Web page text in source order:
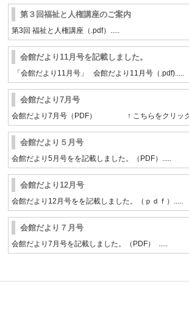
第３回福祉と人権講座のご案内
第3回 福祉と人権講座（.pdf）.....
会館だより11月号を記載しました。
「会館だより11月号」 会館だより11月号（.pdf).....
会館だより7月号
会館だより7月号（PDF） ↑ こちらをクリック
会館だより５月号
会館だより5月号をを記載しました。（PDF）.....
会館だより12月号
会館だより12月号をを記載しました。（ｐｄｆ）.....
会館だより７月号
会館だより7月号を記載しました。（PDF） .....